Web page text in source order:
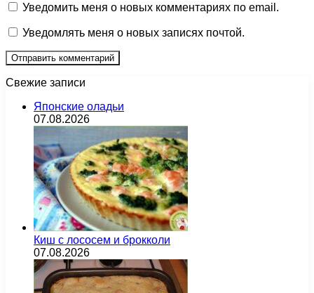
Уведомить меня о новых комментариях по email.
Уведомлять меня о новых записях почтой.
Свежие записи
Японские оладьи
07.08.2026
Киш с лососем и брокколи
07.08.2026